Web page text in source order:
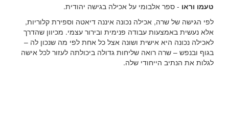
טעמו וראו - ספר אלבומי על אכילה בגישה יהודית.
לפי הגישה של שרה, אכילה נכונה איננה דיאטה וספירת קלוריות,
אלא נעשית באמצעות עבודה פנימית ובירור עצמי. מכיוון שהדרך
לאכילה נכונה היא אישית ושונה אצל כל אחת לפי מה שנכון לה –
בגוף ובנפש – שרה רואה שליחות גדולה ביכולתה לעזור לכל אישה
לגלות את הנתיב הייחודי שלה.